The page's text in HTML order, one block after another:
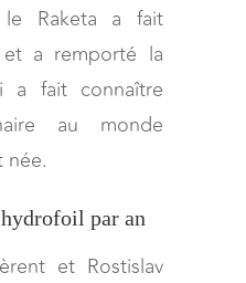
Raketa a fait
et a remporté la
a fait connaître
au monde
née.
par an
et Rostislav